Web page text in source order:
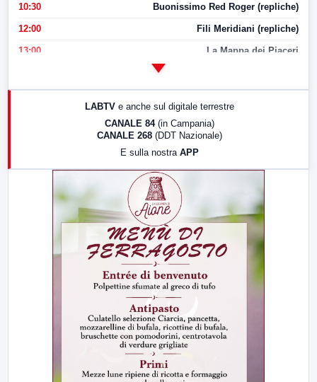
10:30 Buonissimo Red Roger (repliche)
12:00 Fili Meridiani (repliche)
13:00 La Mappa dei Piaceri
LABTV e anche sul digitale terrestre
CANALE 84 (in Campania)
CANALE 268 (DDT Nazionale)
E sulla nostra APP